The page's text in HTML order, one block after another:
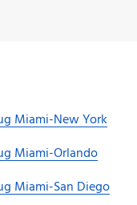
Miami-New York
Miami-Orlando
Miami-San Diego